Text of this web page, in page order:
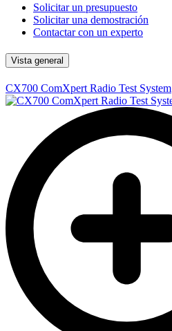
Solicitar un presupuesto
Solicitar una demostración
Contactar con un experto
Vista general
CX700 ComXpert Radio Test System